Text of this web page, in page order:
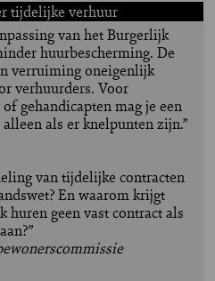
tijdelijke verhuur
van het Burgerlijk
huurbescherming. De
verruiming oneigenlijk
verhuurders. Voor
gehandicapten mag je een
als er knelpunten zijn.”
van tijdelijke contracten
En waarom krijgt
geen vast contract als